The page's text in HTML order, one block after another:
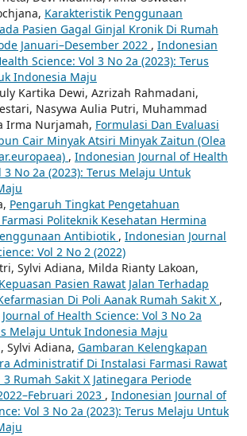
Karakteristik Penggunaan
Pasien Gagal Ginjal Kronik Di Rumah
Januari–Desember 2022 , Indonesian
Science: Vol 3 No 2a (2023): Terus
Indonesia Maju
Kartika Dewi, Azrizah Rahmadani,
Nasywa Aulia Putri, Muhammad
Irma Nurjamah, Formulasi Dan Evaluasi
Cair Minyak Atsiri Minyak Zaitun (Olea
, Indonesian Journal of Health
3 No 2a (2023): Terus Melaju Untuk
Pengaruh Tingkat Pengetahuan
Politeknik Kesehatan Hermina
Antibiotik , Indonesian Journal
Vol 2 No 2 (2022)
Sylvi Adiana, Milda Rianty Lakoan,
Pasien Rawat Jalan Terhadap
Di Poli Aanak Rumah Sakit X ,
of Health Science: Vol 3 No 2a
Melaju Untuk Indonesia Maju
Sylvi Adiana, Gambaran Kelengkapan
Administratif Di Instalasi Farmasi Rawat
3 Rumah Sakit X Jatinegara Periode
2023 , Indonesian Journal of
Vol 3 No 2a (2023): Terus Melaju Untuk